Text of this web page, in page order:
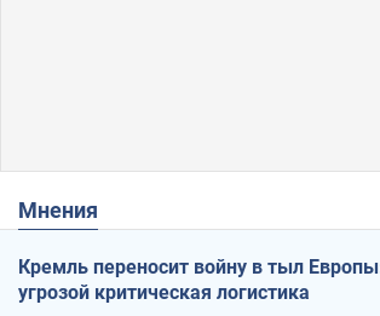
Мнения
Кремль переносит войну в тыл
угрозой критическая логистика